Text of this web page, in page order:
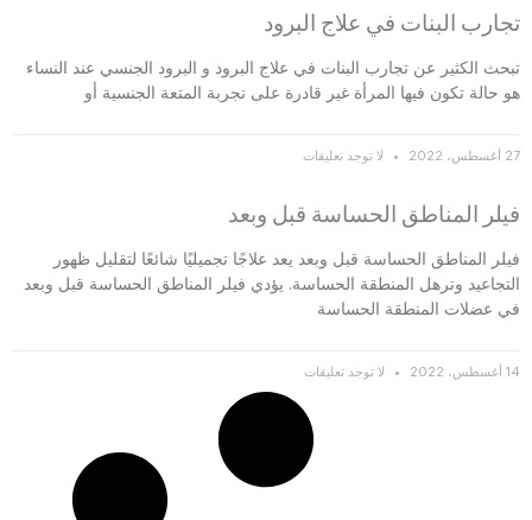
تجارب البنات في علاج البرود
تبحث الكثير عن تجارب البنات في علاج البرود و البرود الجنسي عند النساء
هو حالة تكون فيها المرأة غير قادرة على تجربة المتعة الجنسية أو
27 أغسطس، 2022 لا توجد تعليقات
فيلر المناطق الحساسة قبل وبعد
فيلر المناطق الحساسة قبل وبعد يعد علاجًا تجميليًا شائعًا لتقليل ظهور
التجاعيد وترهل المنطقة الحساسة. يؤدي فيلر المناطق الحساسة قبل وبعد
في عضلات المنطقة الحساسة
14 أغسطس، 2022 لا توجد تعليقات